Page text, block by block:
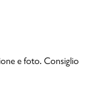
e foto. Consiglio